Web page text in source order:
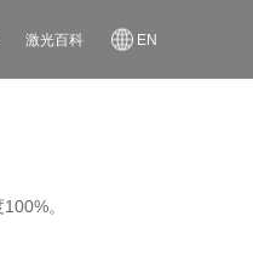
激光百科 EN
。